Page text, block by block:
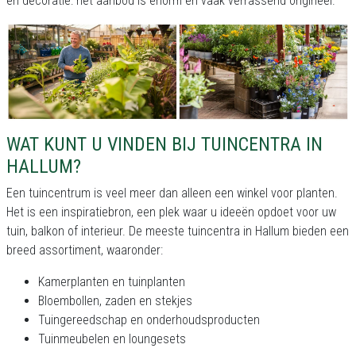
WAT KUNT U VINDEN BIJ TUINCENTRA IN
HALLUM?
Een tuincentrum is veel meer dan alleen een winkel voor planten.
Het is een inspiratiebron, een plek waar u ideeën opdoet voor uw
tuin, balkon of interieur. De meeste tuincentra in Hallum bieden een
breed assortiment, waaronder:
Kamerplanten en tuinplanten
Bloembollen, zaden en stekjes
Tuingereedschap en onderhoudsproducten
Tuinmeubelen en loungesets